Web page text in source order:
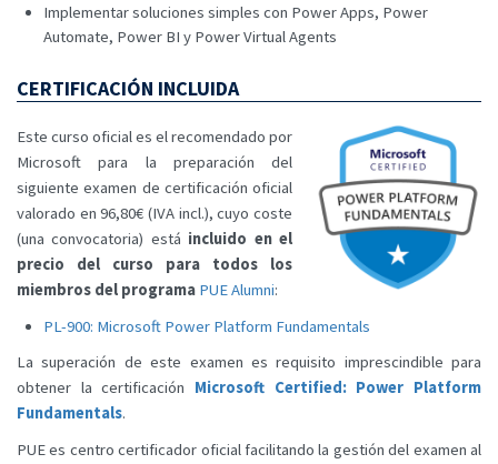
Implementar soluciones simples con Power Apps, Power
Automate, Power BI y Power Virtual Agents
CERTIFICACIÓN INCLUIDA
Este curso oficial es el recomendado por
Microsoft para la preparación del
siguiente examen de certificación oficial
valorado en 96,80€ (IVA incl.), cuyo coste
(una convocatoria) está incluido en el
precio del curso para todos los
miembros del programa PUE Alumni:
PL-900: Microsoft Power Platform Fundamentals
La superación de este examen es requisito imprescindible para
obtener la certificación Microsoft Certified: Power Platform
Fundamentals.
PUE es centro certificador oficial facilitando la gestión del examen al